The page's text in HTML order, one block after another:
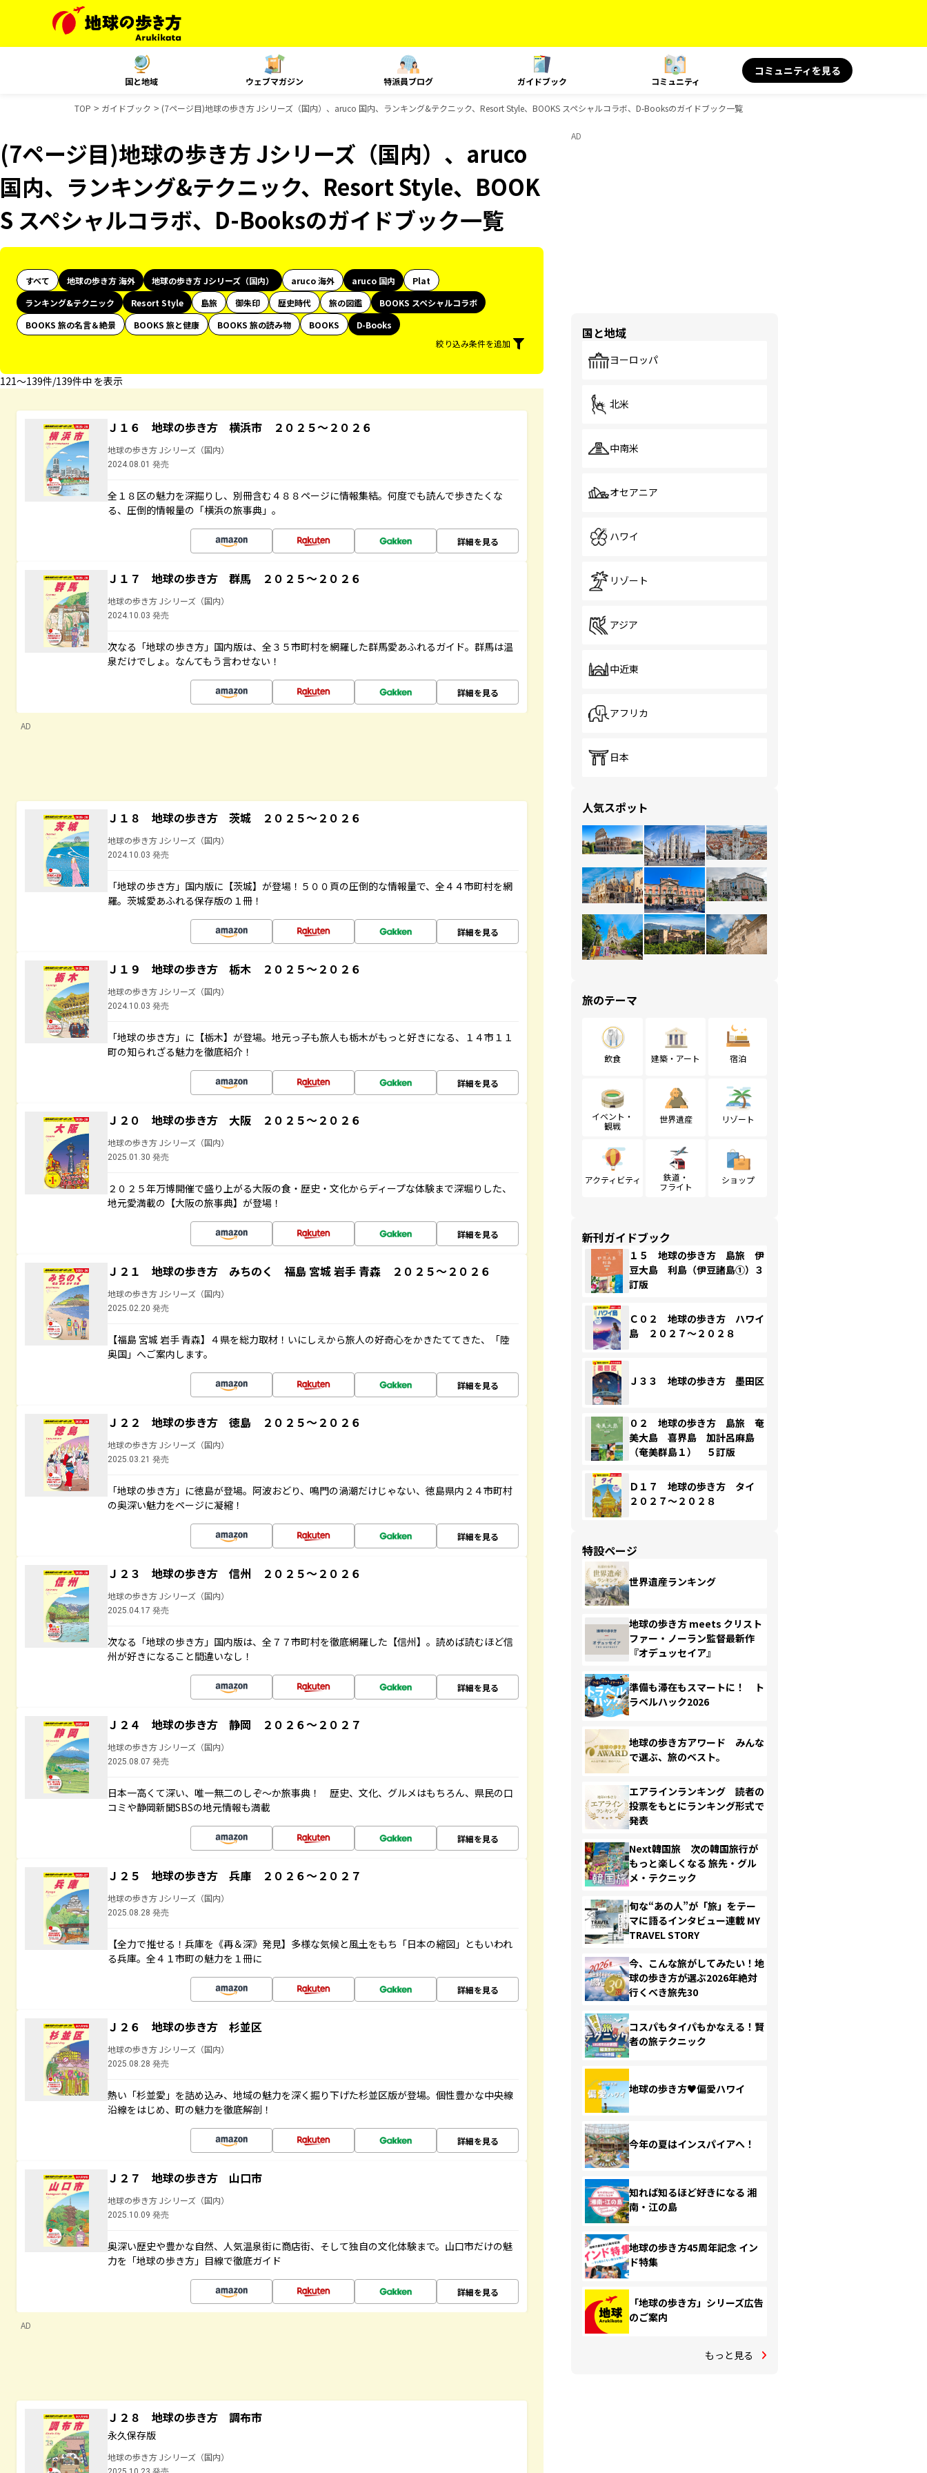
国と地域 ウェブマガジン 特派員ブログ ガイドブック コミュニティ
コミュニティを見る
TOP ガイドブック (7ページ目)地球の歩き方 Jシリーズ（国内）、aruco 国内、ランキング&テクニック、Resort Style、BOOKS スペシャルコラボ、D-Booksのガイドブック一覧
(7ページ目)地球の歩き方 Jシリーズ（国内）、aruco
国内、ランキング&テクニック、Resort Style、BOOK
S スペシャルコラボ、D-Booksのガイドブック一覧
すべて 地球の歩き方 海外 地球の歩き方 Jシリーズ（国内） aruco 海外 aruco 国内
Plat
ランキング&テクニック
Resort Style 島旅 御朱印 歴史時代 旅の図鑑
BOOKS スペシャルコラボ
BOOKS 旅の名言＆絶景
BOOKS 旅と健康 BOOKS 旅の読み物 BOOKS
D-Books
絞り込み条件を追加
121〜139件/139件中 を表示
Ｊ１６ 地球の歩き方 横浜市 ２０２５～２０２６
地球の歩き方 Jシリーズ（国内）
2024.08.01 発売
全１８区の魅力を深掘りし、別冊含む４８８ページに情報集結。何度でも読んで歩きたくな
る、圧倒的情報量の「横浜の旅事典」。
詳細を見る
Ｊ１７ 地球の歩き方 群馬 ２０２５～２０２６
地球の歩き方 Jシリーズ（国内）
2024.10.03 発売
次なる「地球の歩き方」国内版は、全３５市町村を網羅した群馬愛あふれるガイド。群馬は温
泉だけでしょ。なんてもう言わせない！
詳細を見る
AD
Ｊ１８ 地球の歩き方 茨城 ２０２５～２０２６
地球の歩き方 Jシリーズ（国内）
2024.10.03 発売
「地球の歩き方」国内版に【茨城】が登場！５００頁の圧倒的な情報量で、全４４市町村を網
羅。茨城愛あふれる保存版の１冊！
詳細を見る
Ｊ１９ 地球の歩き方 栃木 ２０２５～２０２６
地球の歩き方 Jシリーズ（国内）
2024.10.03 発売
「地球の歩き方」に【栃木】が登場。地元っ子も旅人も栃木がもっと好きになる、１４市１１
町の知られざる魅力を徹底紹介！
詳細を見る
Ｊ２０ 地球の歩き方 大阪 ２０２５～２０２６
地球の歩き方 Jシリーズ（国内）
2025.01.30 発売
２０２５年万博開催で盛り上がる大阪の食・歴史・文化からディープな体験まで深堀りした、
地元愛満載の【大阪の旅事典】が登場！
詳細を見る
Ｊ２１ 地球の歩き方 みちのく 福島 宮城 岩手 青森 ２０２５～２０２６
地球の歩き方 Jシリーズ（国内）
2025.02.20 発売
【福島 宮城 岩手 青森】４県を総力取材！いにしえから旅人の好奇心をかきたててきた、「陸
奥国」へご案内します。
詳細を見る
Ｊ２２ 地球の歩き方 徳島 ２０２５～２０２６
地球の歩き方 Jシリーズ（国内）
2025.03.21 発売
「地球の歩き方」に徳島が登場。阿波おどり、鳴門の渦潮だけじゃない、徳島県内２４市町村
の奥深い魅力をページに凝縮！
詳細を見る
Ｊ２３ 地球の歩き方 信州 ２０２５～２０２６
地球の歩き方 Jシリーズ（国内）
2025.04.17 発売
次なる「地球の歩き方」国内版は、全７７市町村を徹底網羅した【信州】。読めば読むほど信
州が好きになること間違いなし！
詳細を見る
Ｊ２４ 地球の歩き方 静岡 ２０２６～２０２７
地球の歩き方 Jシリーズ（国内）
2025.08.07 発売
日本一高くて深い、唯一無二のしぞ～か旅事典！ 歴史、文化、グルメはもちろん、県民の口
コミや静岡新聞SBSの地元情報も満載
詳細を見る
Ｊ２５ 地球の歩き方 兵庫 ２０２６～２０２７
地球の歩き方 Jシリーズ（国内）
2025.08.28 発売
【全力で推せる！兵庫を《再＆深》発見】多様な気候と風土をもち「日本の縮図」ともいわれ
る兵庫。全４１市町の魅力を１冊に
詳細を見る
Ｊ２６ 地球の歩き方 杉並区
地球の歩き方 Jシリーズ（国内）
2025.08.28 発売
熱い「杉並愛」を詰め込み、地域の魅力を深く掘り下げた杉並区版が登場。個性豊かな中央線
沿線をはじめ、町の魅力を徹底解剖！
詳細を見る
Ｊ２７ 地球の歩き方 山口市
地球の歩き方 Jシリーズ（国内）
2025.10.09 発売
奥深い歴史や豊かな自然、人気温泉街に商店街、そして独自の文化体験まで。山口市だけの魅
力を「地球の歩き方」目線で徹底ガイド
詳細を見る
AD
Ｊ２８ 地球の歩き方 調布市
永久保存版
地球の歩き方 Jシリーズ（国内）
AD
国と地域
ヨーロッパ
北米
中南米
オセアニア
ハワイ
リゾート
アジア
中近東
アフリカ
日本
人気スポット
旅のテーマ
飲食 建築・アート 宿泊
イベント・
観戦
世界遺産 リゾート
アクティビティ
鉄道・
フライト
ショップ
新刊ガイドブック
１５ 地球の歩き方 島旅 伊
豆大島 利島（伊豆諸島①）３
訂版
Ｃ０２ 地球の歩き方 ハワイ
島 ２０２７～２０２８
Ｊ３３ 地球の歩き方 墨田区
０２ 地球の歩き方 島旅 奄
美大島 喜界島 加計呂麻島
（奄美群島１） ５訂版
Ｄ１７ 地球の歩き方 タイ
２０２７～２０２８
特設ページ
世界遺産ランキング
地球の歩き方 meets クリスト
ファー・ノーラン監督最新作
『オデュッセイア』
準備も滞在もスマートに！ ト
ラベルハック2026
地球の歩き方アワード みんな
で選ぶ、旅のベスト。
エアラインランキング 読者の
投票をもとにランキング形式で
発表
Next韓国旅 次の韓国旅行が
もっと楽しくなる 旅先・グル
メ・テクニック
旬な“あの人”が「旅」をテー
マに語るインタビュー連載 MY
TRAVEL STORY
今、こんな旅がしてみたい！地
球の歩き方が選ぶ2026年絶対
行くべき旅先30
コスパもタイパもかなえる！賢
者の旅テクニック
地球の歩き方♥偏愛ハワイ
今年の夏はインスパイアへ！
知れば知るほど好きになる 湘
南・江の島
地球の歩き方45周年記念 イン
ド特集
「地球の歩き方」シリーズ広告
のご案内
もっと見る